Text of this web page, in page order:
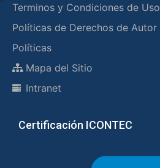
Certificación ICONTEC
Terminos y Condiciones de Uso
Políticas de Derechos de Autor
Políticas
Mapa del Sitio
Intranet